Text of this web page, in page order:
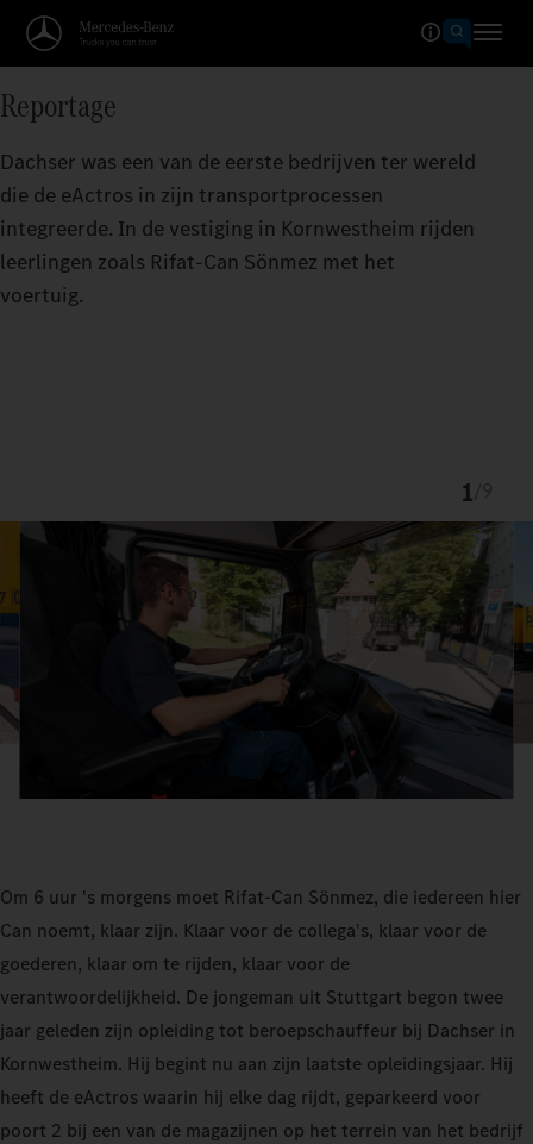
Reportage
Dachser was een van de eerste bedrijven ter wereld
die de eActros in zijn transportprocessen
integreerde. In de vestiging in Kornwestheim rijden
leerlingen zoals Rifat-Can Sönmez met het
voertuig.
1
Om 6 uur 's morgens moet Rifat-Can Sönmez, die iedereen hier
Can noemt, klaar zijn. Klaar voor de collega's, klaar voor de
goederen, klaar om te rijden, klaar voor de
verantwoordelijkheid. De jongeman uit Stuttgart begon twee
jaar geleden zijn opleiding tot beroepschauffeur bij Dachser in
Kornwestheim. Hij begint nu aan zijn laatste opleidingsjaar. Hij
heeft de eActros waarin hij elke dag rijdt, geparkeerd voor
poort 2 bij een van de magazijnen op het terrein van het bedrijf